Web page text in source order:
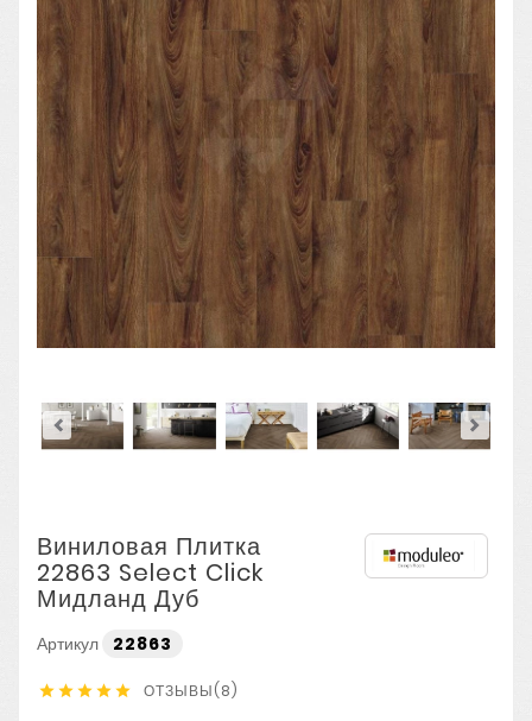
Виниловая Плитка
22863 Select Click
Мидланд Дуб
Артикул 22863
     ОТЗЫВЫ(8)